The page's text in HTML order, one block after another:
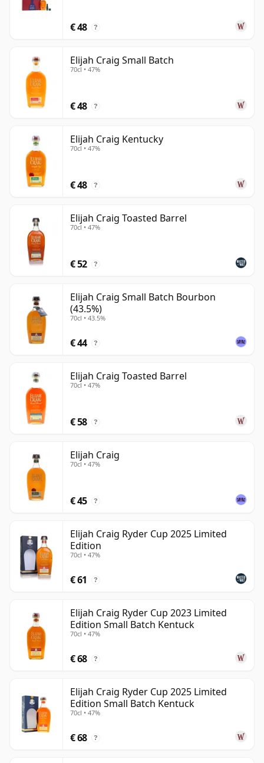
€ 48 ?
Elijah Craig Small Batch
70cl • 47%
€ 48 ?
Elijah Craig Kentucky
70cl • 47%
€ 48 ?
Elijah Craig Toasted Barrel
70cl • 47%
€ 52 ?
Elijah Craig Small Batch Bourbon
(43.5%)
70cl • 43.5%
€ 44 ?
Elijah Craig Toasted Barrel
70cl • 47%
€ 58 ?
Elijah Craig
70cl • 47%
€ 45 ?
Elijah Craig Ryder Cup 2025 Limited
Edition
70cl • 47%
€ 61 ?
Elijah Craig Ryder Cup 2023 Limited
Edition Small Batch Kentuck
70cl • 47%
€ 68 ?
Elijah Craig Ryder Cup 2025 Limited
Edition Small Batch Kentuck
70cl • 47%
€ 68 ?